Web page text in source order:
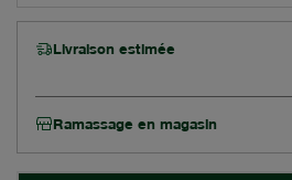
Livraison estimée
Ramassage en magasin